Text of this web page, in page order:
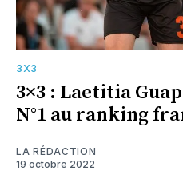
3X3
3×3 : Laetitia
N°1 au ranking
LA RÉDACTION
19 octobre 2022